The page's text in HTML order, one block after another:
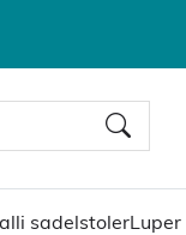
sadelstolerLuper